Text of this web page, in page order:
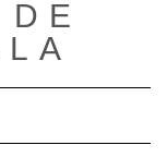
de navegación